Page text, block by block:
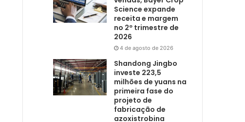
Science expande
receita e margem
no 2º trimestre de
2026
4 de agosto de 2026
Shandong Jingbo
investe 223,5
milhões de yuans na
primeira fase do
projeto de
fabricação de
azoxistrobina